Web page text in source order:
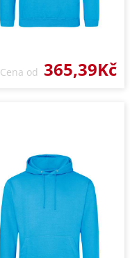
Cena od 365,39Kč